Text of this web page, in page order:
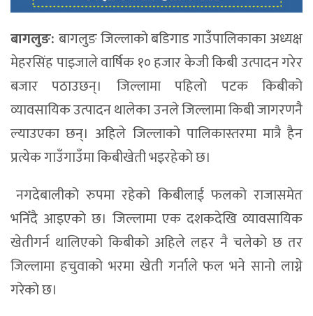
बागलुङ: बागलुङ जिल्लाको बडिगाड गाउँपालिकाका अध्यक्ष
मेहरसिंह पाइजाले वार्षिक १० हजार केजी किबी उत्पादन गरेर
बजार पठाउछन्। जिल्लामा पहिलो पटक किबीको
व्यावसायिक उत्पादन थालेका उनले जिल्लामा किबी जागरणनै
ल्याउएका छन्। अहिले जिल्लाको पालिकास्तरमा मात्रै हैन
प्रत्येक गाउँगाउँमा किबीखेती भइरहेको छ।
नगदेबालीको रुपमा रहेको किबीलाई फलको राजासमेत
भनिँदै आइएको छ। जिल्लामा एक दशकदेखि व्यावसायिक
खेतीगर्न थालिएको किबीको अहिले लहर नै चलेको छ तर
जिल्लामा हचुवाको भरमा खेती गर्नाले फल भने सानो लाग्ने
गरेको छ।